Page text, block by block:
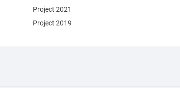
Project 2021
Project 2019